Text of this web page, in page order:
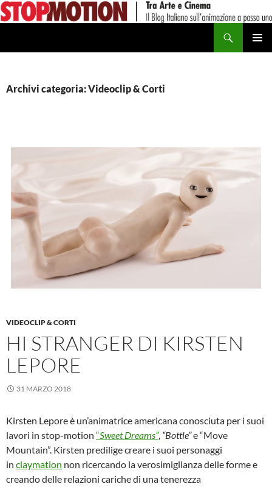
Vai
al
Archivi categoria: Videoclip & Corti
VIDEOCLIP & CORTI
HI STRANGER DI KIRSTEN
LEPORE
31 MARZO 2018
Kirsten Lepore è un’animatrice americana conosciuta per i suoi
lavori in stop-motion “Sweet Dreams”, “Bottle”e “Move
Mountain”. Kirsten predilige creare i suoi personaggi
in claymation non ricercando la verosimiglianza delle forme e
creando delle relazioni cariche di una tenerezza